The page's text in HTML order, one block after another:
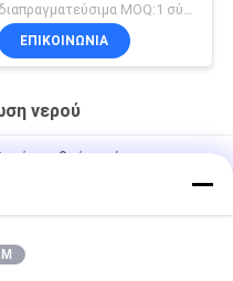
διαπραγματεύσιμα MOQ:1 σύνολο
ΕΠΙΚΟΙΝΩΝΙΑ
νερού
σταθμό αντίστροφης
καθαρού νερού RO
νερό
Αντίστροφη όσμωση